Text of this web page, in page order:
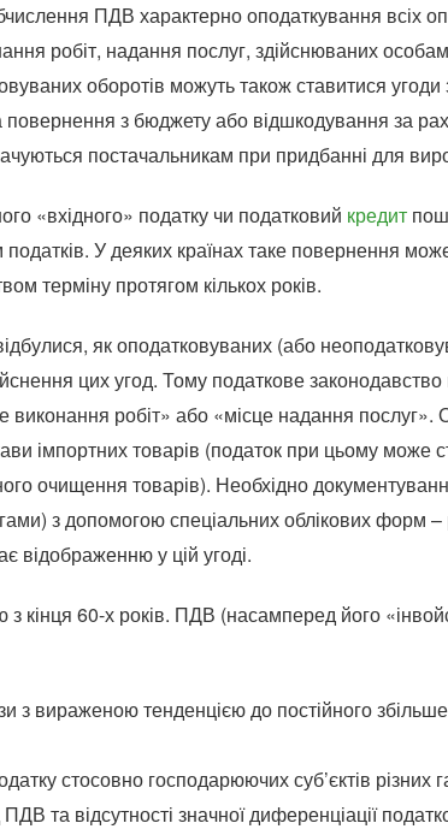
ПДВ характерно оподаткування всіх
робіт, надання послуг, здійснюваних
оборотів можуть також ставитися
повернення з бюджету або відшкодування за
постачальникам при придбанні для
«вхідного» податку чи податковий кредит
У деяких країнах таке повернення
терміну протягом кількох років.
як оподатковуваних (або
цих угод. Тому податкове
виконання робіт» або «місце надання
імпортних товарів (податок при цьому
очищення товарів). Необхідно
з допомогою спеціальних облікових форм –
відображенню у цій угоді.
60-х років. ПДВ (насамперед його
з вираженою тенденцією до постійного
стосовно господарюючих суб’єктів
ПДВ та відсутності значної диференціації